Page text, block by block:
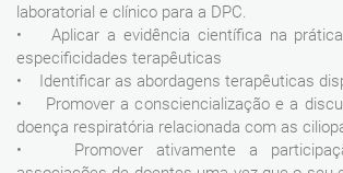
laboratorial e clínico para a DPC.
• Aplicar a evidência científica na prática
especificidades terapêuticas
• Identificar as abordagens terapêuticas
• Promover a consciencialização e a
doença respiratória relacionada com as
• Promover ativamente a